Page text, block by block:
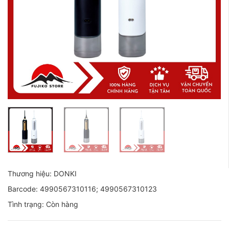
Thương hiệu: DONKI
Barcode: 4990567310116; 4990567310123
Tình trạng: Còn hàng